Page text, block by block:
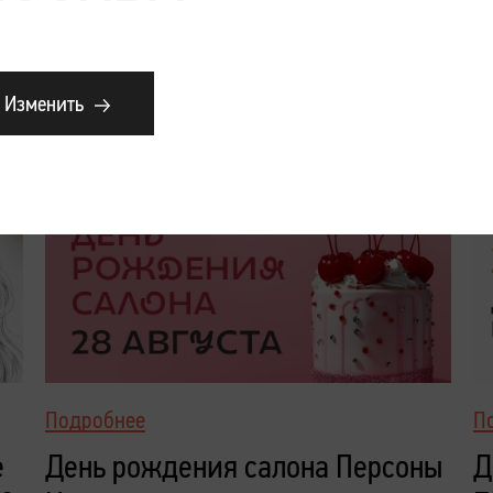
Подробнее
День рождения салона Персоны
Изменить